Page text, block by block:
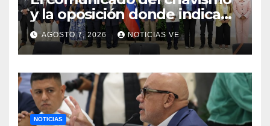
y la oposición donde indican
que informarán al país
oportunamente sobre los
avances alcanzado
AGOSTO 7, 2026 NOTICIAS VE
NOTICIAS